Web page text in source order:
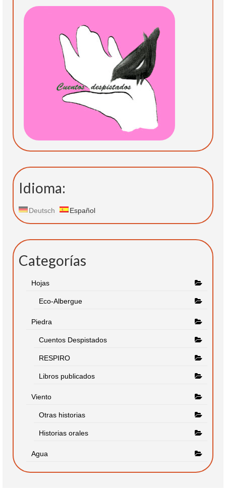
Idioma:
Deutsch Español
Categorías
Hojas
Eco-Albergue
Piedra
Cuentos Despistados
RESPIRO
Libros publicados
Viento
Otras historias
Historias orales
Agua